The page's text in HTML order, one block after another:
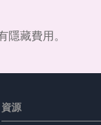
藏費用。
資源